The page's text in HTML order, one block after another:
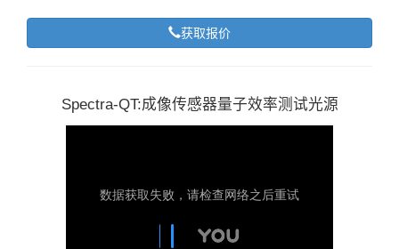
获取报价
Spectra-QT:成像传感器量子效率测试光源